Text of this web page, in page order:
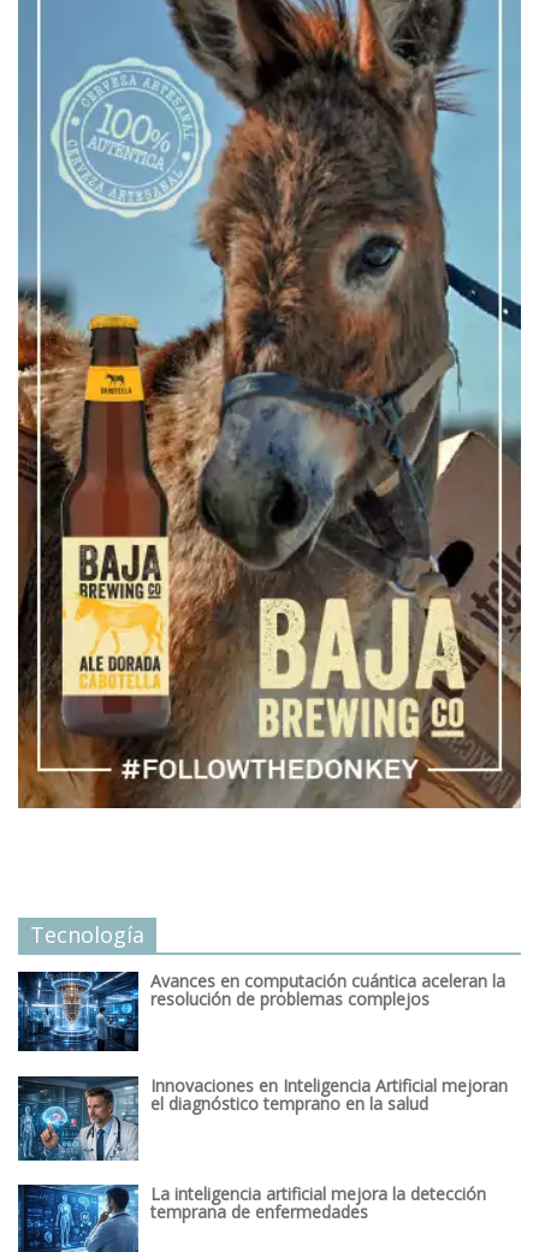
Tecnología
Avances en computación cuántica aceleran la
resolución de problemas complejos
Innovaciones en Inteligencia Artificial mejoran
el diagnóstico temprano en la salud
La inteligencia artificial mejora la detección
temprana de enfermedades